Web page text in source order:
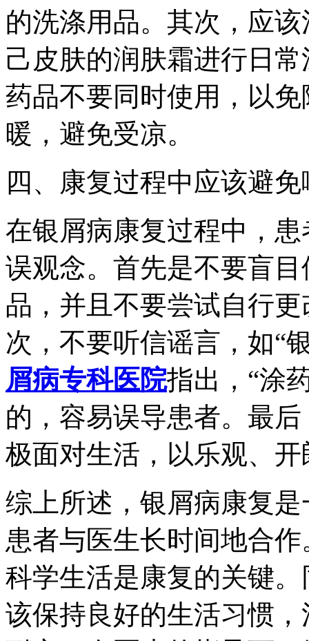
的洗涤用品。其次，应
己皮肤的润肤霜进行日
药品不要同时使用，以
暖，避免受凉。
四、康复过程中应该避
在银屑病康复过程中，
误观念。首先是不要盲
品，并且不要尝试自行
次，不要听信谣言，如“
屑病专科医院指出，“涂
的，容易误导患者。最
极面对生活，以乐观、
综上所述，银屑病康复
患者与医生长时间地合
科学生活是康复的关键
该保持良好的生活习惯